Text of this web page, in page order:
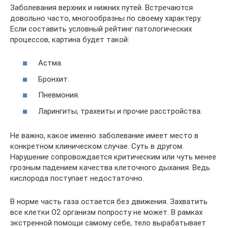
Заболевания верхних и нижних путей. Встречаются
довольно часто, многообразны по своему характеру.
Если составить условный рейтинг патологических
процессов, картина будет такой:
Астма.
Бронхит.
Пневмония.
Ларингиты, трахеиты и прочие расстройства.
Не важно, какое именно заболевание имеет место в
конкретном клиническом случае. Суть в другом.
Нарушение сопровождается критическим или чуть менее
грозным падением качества клеточного дыхания. Ведь
кислорода поступает недостаточно.
В норме часть газа остается без движения. Захватить
все клетки O2 организм попросту не может. В рамках
экстренной помощи самому себе, тело вырабатывает